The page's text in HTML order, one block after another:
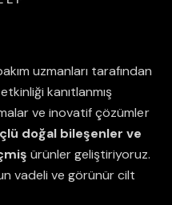
uzmanları tarafından
kanıtlanmış
ve inovatif çözümler
doğal bileşenler ve
ürünler geliştiriyoruz.
vadeli ve görünür cilt